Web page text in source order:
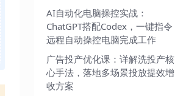
AI自动化电脑操控实战：
ChatGPT搭配Codex，一键指令
远程自动操控电脑完成工作
广告投产优化课：详解洗投产核
心手法，落地多场景投放提效增
收方案